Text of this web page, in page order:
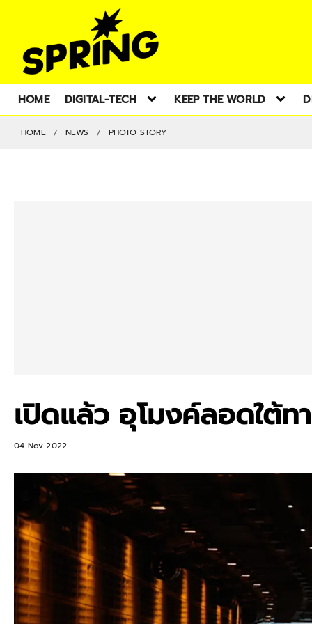
HOME DIGITAL-TECH KEEP THE WORLD
HOME NEWS PHOTO STORY
เปิดแล้ว อุโมงค์ลอดใต้
04 Nov 2022